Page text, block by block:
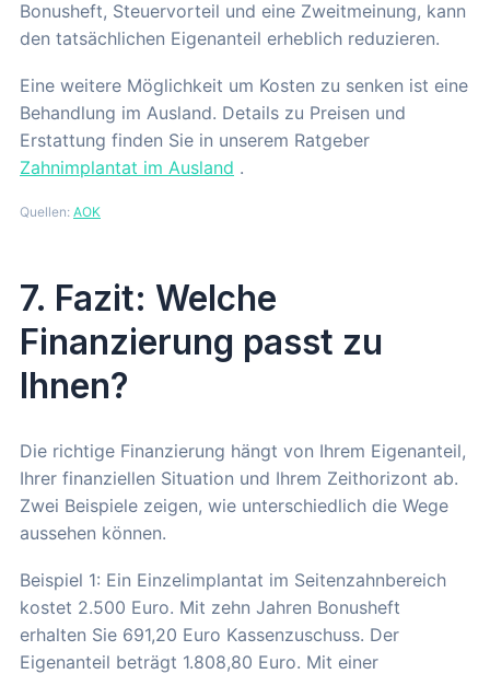
Bonusheft, Steuervorteil und eine Zweitmeinung, kann
den tatsächlichen Eigenanteil erheblich reduzieren.
Eine weitere Möglichkeit um Kosten zu senken ist eine
Behandlung im Ausland. Details zu Preisen und
Erstattung finden Sie in unserem Ratgeber
Zahnimplantat im Ausland .
Quellen: AOK
7. Fazit: Welche
Finanzierung passt zu
Ihnen?
Die richtige Finanzierung hängt von Ihrem Eigenanteil,
Ihrer finanziellen Situation und Ihrem Zeithorizont ab.
Zwei Beispiele zeigen, wie unterschiedlich die Wege
aussehen können.
Beispiel 1: Ein Einzelimplantat im Seitenzahnbereich
kostet 2.500 Euro. Mit zehn Jahren Bonusheft
erhalten Sie 691,20 Euro Kassenzuschuss. Der
Eigenanteil beträgt 1.808,80 Euro. Mit einer